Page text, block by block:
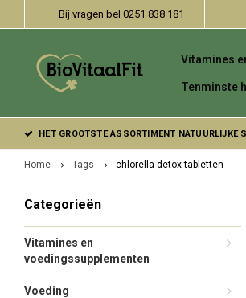
Bij vragen bel 0251 838 181
Vitamines
Tenminste
HET GROOTSTE ASSORTIMENT NATUURLIJKE
Home Tags chlorella detox tabletten
Categorieën
Vitamines en
voedingssupplementen
Voeding